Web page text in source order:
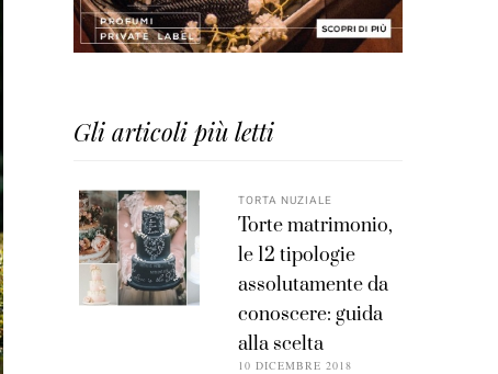
Gli articoli più letti
TORTA NUZIALE
Torte matrimonio,
le 12 tipologie
assolutamente da
conoscere: guida
alla scelta
10 DICEMBRE 2018